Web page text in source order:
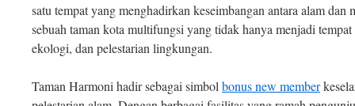
satu tempat yang menghadirkan keseimbangan antara alam
sebuah taman kota multifungsi yang tidak hanya menjadi
ekologi, dan pelestarian lingkungan.
Taman Harmoni hadir sebagai simbol bonus new member